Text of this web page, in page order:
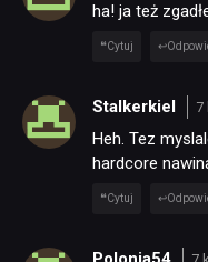
ha! ja też
Cytuj
Stalkerkiel 7
Heh. Tez
hardcore
Cytuj